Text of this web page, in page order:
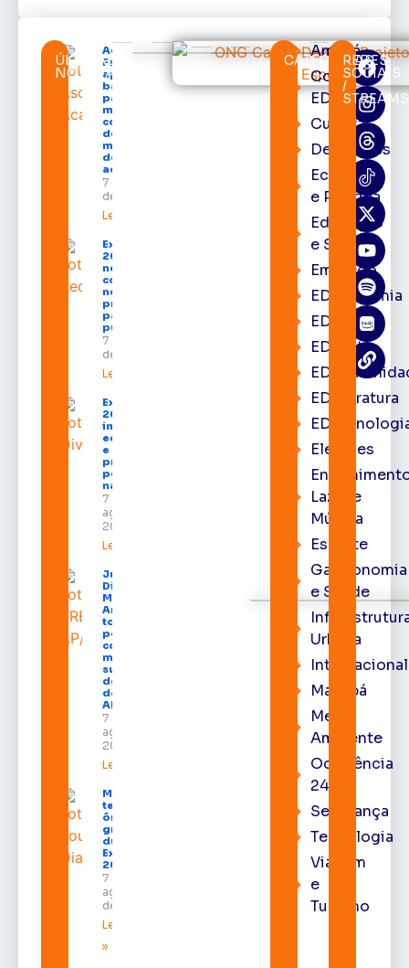
ÚLTIMAS
NOTÍCIAS
Acácio
Favacho
apresenta
balanço
parcial do
mandato
com mais
de R$ 668
milhões
destinados
ao Amapá
7 de agosto
de 2026
Leia mais »
Expofeira
2026 começa
neste sábado
com shows,
negócios e
programação
para todos os
públicos
7 de agosto
de 2026
Leia mais »
Expofeira
2026
impulsiona
economia
e aumenta
procura
por hotéis
na capital
7 de
agosto de
2026
Leia mais »
Juiz
Diego
Moura de
Araújo
toma
posse
como
membro
substituto
do Pleno
do TRE-
AP
7 de
agosto de
2026
Leia mais »
Macapá
terá
ônibus
gratuitos
durante a
Expofeira
2026
7 de
agosto
de 2026
Leia mais
»
CATEGORIAS
Amapá
Cortes
EDcast
Cultura
Destaques
Economia
e Política
Educação
e Saúde
Emprego
EDacademia
EDbrasília
EDcast
EDliteratura
Eleições
Lazer e
Música
Esporte
Gastronomia
e Saúde
Urbana
Internacional
Macapá
Meio
Ambiente
Ocorrência
24h
Segurança
Tecnologia
Viagem
e
Turismo
REDES
SOCIAIS
/
STREAMS